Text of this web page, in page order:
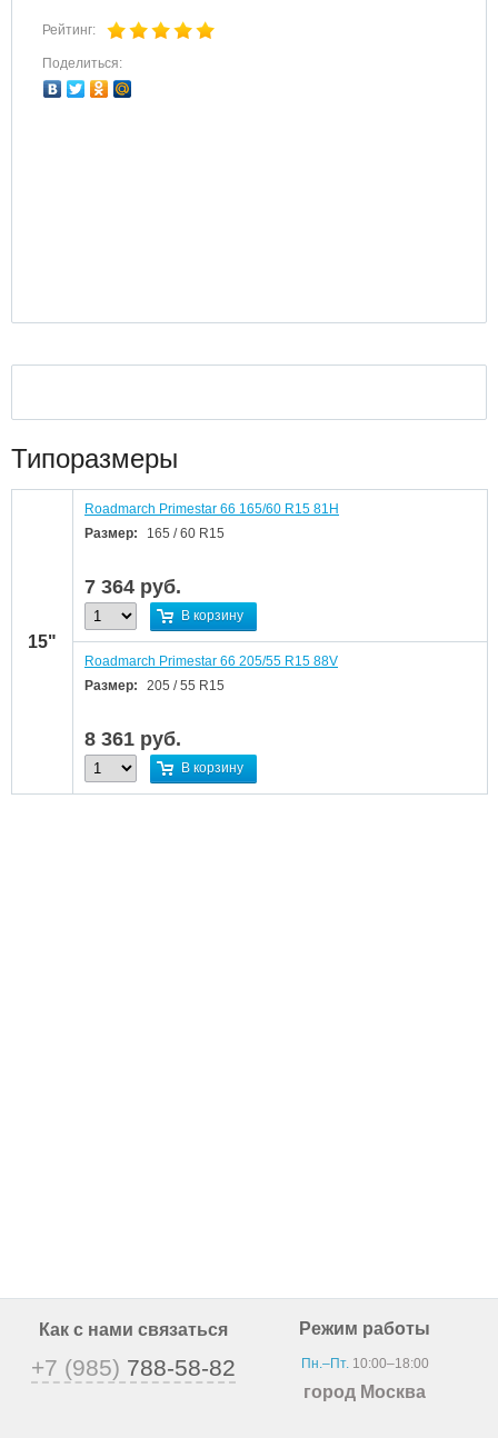
Рейтинг:
Поделиться:
Типоразмеры
15"
Roadmarch Primestar 66 165/60 R15 81H
Размер:
165 / 60 R15
7 364 руб.
В корзину
Roadmarch Primestar 66 205/55 R15 88V
Размер:
205 / 55 R15
8 361 руб.
В корзину
Как с нами связаться
+7 (985) 788-58-82
Режим работы
Пн.–Пт.10:00–18:00
город Москва